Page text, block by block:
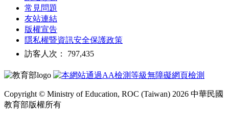
常見問題
友站連結
版權宣告
隱私權暨資訊安全保護政策
訪客人次： 797,435
Copyright © Ministry of Education, ROC (Taiwan) 2026 中華民國
教育部版權所有